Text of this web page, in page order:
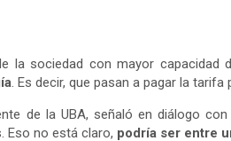
la sociedad con mayor capacidad
. Es decir, que pasan a pagar la tarifa
de la UBA, señaló en diálogo
Eso no está claro, podría ser entre